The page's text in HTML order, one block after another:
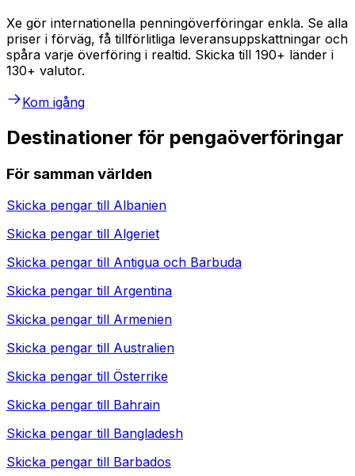
Xe gör internationella penningöverföringar enkla. Se alla
priser i förväg, få tillförlitliga leveransuppskattningar och
spåra varje överföring i realtid. Skicka till 190+ länder i
130+ valutor.
Kom igång
Destinationer för pengaöverföringar
För samman världen
Skicka pengar till Albanien
Skicka pengar till Algeriet
Skicka pengar till Antigua och Barbuda
Skicka pengar till Argentina
Skicka pengar till Armenien
Skicka pengar till Australien
Skicka pengar till Österrike
Skicka pengar till Bahrain
Skicka pengar till Bangladesh
Skicka pengar till Barbados